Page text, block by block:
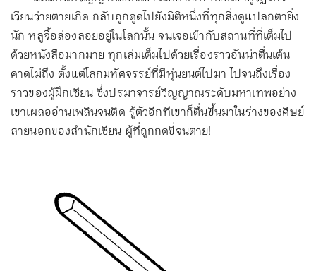
เวียนว่ายตายเกิด กลับถูกดูดไปยังมิติหนึ่งที่ทุกสิ่งดูแปลกตายิ่ง
นัก หลูจื้อล่องลอยอยู่ในโลกนั้น จนเจอเข้ากับสถานที่ที่เต็มไป
ด้วยหนังสือมากมาย ทุกเล่มเต็มไปด้วยเรื่องราวอันน่าตื่นเต้น
คาดไม่ถึง ตั้งแต่โลกมหัศจรรย์ที่มีหุ่นยนต์ไปมา ไปจนถึงเรื่อง
ราวของผู้ฝึกเซียน ซึ่งปรมาจารย์วิญญาณระดับมหาเทพอย่าง
เขาเผลออ่านเพลินจนติด รู้ตัวอีกทีเขาก็ตื่นขึ้นมาในร่างของศิษย์
สายนอกของสำนักเซียน ผู้ที่ถูกกดขี่จนตาย!